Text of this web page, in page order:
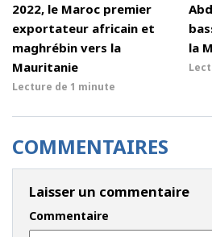
2022, le Maroc premier
exportateur africain et
maghrébin vers la
Mauritanie
Lecture de 1 minute
la
COMMENTAIRES
Laisser un commentaire
Commentaire